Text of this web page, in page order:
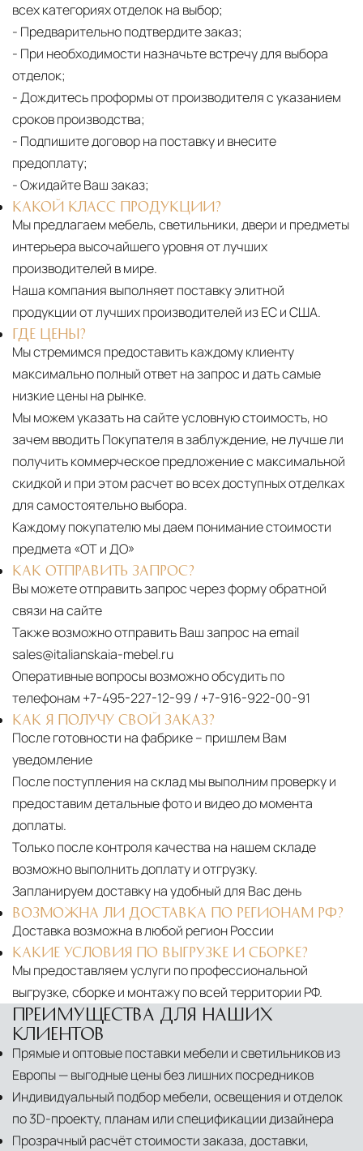
всех категориях отделок на выбор;
- Предварительно подтвердите заказ;
- При необходимости назначьте встречу для выбора
отделок;
- Дождитесь проформы от производителя с указанием
сроков производства;
- Подпишите договор на поставку и внесите
предоплату;
- Ожидайте Ваш заказ;
КАКОЙ КЛАСС ПРОДУКЦИИ?
Мы предлагаем мебель, светильники, двери и предметы
интерьера высочайшего уровня от лучших
производителей в мире.
Наша компания выполняет поставку элитной
продукции от лучших производителей из ЕС и США.
ГДЕ ЦЕНЫ?
Мы стремимся предоставить каждому клиенту
максимально полный ответ на запрос и дать самые
низкие цены на рынке.
Мы можем указать на сайте условную стоимость, но
зачем вводить Покупателя в заблуждение, не лучше ли
получить коммерческое предложение с максимальной
скидкой и при этом расчет во всех доступных отделках
для самостоятельно выбора.
Каждому покупателю мы даем понимание стоимости
предмета «ОТ и ДО»
КАК ОТПРАВИТЬ ЗАПРОС?
Вы можете отправить запрос через форму обратной
связи на сайте
Также возможно отправить Ваш запрос на email
sales@italianskaia-mebel.ru
Оперативные вопросы возможно обсудить по
телефонам +7-495-227-12-99 / +7-916-922-00-91
КАК Я ПОЛУЧУ СВОЙ ЗАКАЗ?
После готовности на фабрике – пришлем Вам
уведомление
После поступления на склад мы выполним проверку и
предоставим детальные фото и видео до момента
доплаты.
Только после контроля качества на нашем складе
возможно выполнить доплату и отгрузку.
Запланируем доставку на удобный для Вас день
ВОЗМОЖНА ЛИ ДОСТАВКА ПО РЕГИОНАМ РФ?
Доставка возможна в любой регион России
КАКИЕ УСЛОВИЯ ПО ВЫГРУЗКЕ И СБОРКЕ?
Мы предоставляем услуги по профессиональной
выгрузке, сборке и монтажу по всей территории РФ.
ПРЕИМУЩЕСТВА ДЛЯ НАШИХ
КЛИЕНТОВ
Прямые и оптовые поставки мебели и светильников из
Европы — выгодные цены без лишних посредников
Индивидуальный подбор мебели, освещения и отделок
по 3D-проекту, планам или спецификации дизайнера
Прозрачный расчёт стоимости заказа, доставки,